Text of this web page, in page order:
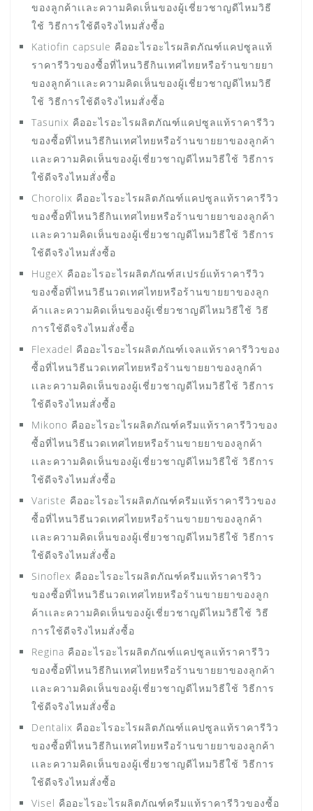
ของลูกค้าเเละความคิดเห็นของผู้เชี่ยวชาญดีไหมวิธี
ใช้ วิธีการใช้ดีจริงไหมสั่งซื้อ
Katiofin capsule คืออะไรอะไรผลิตภัณฑ์แคปซูลแท้
ราคารีวิวของซื้อที่ไหนวิธีกินเทศไทยหรือร้านขายยา
ของลูกค้าเเละความคิดเห็นของผู้เชี่ยวชาญดีไหมวิธี
ใช้ วิธีการใช้ดีจริงไหมสั่งซื้อ
Tasunix คืออะไรอะไรผลิตภัณฑ์แคปซูลแท้ราคารีวิว
ของซื้อที่ไหนวิธีกินเทศไทยหรือร้านขายยาของลูกค้า
เเละความคิดเห็นของผู้เชี่ยวชาญดีไหมวิธีใช้ วิธีการ
ใช้ดีจริงไหมสั่งซื้อ
Chorolix คืออะไรอะไรผลิตภัณฑ์แคปซูลแท้ราคารีวิว
ของซื้อที่ไหนวิธีกินเทศไทยหรือร้านขายยาของลูกค้า
เเละความคิดเห็นของผู้เชี่ยวชาญดีไหมวิธีใช้ วิธีการ
ใช้ดีจริงไหมสั่งซื้อ
HugeX คืออะไรอะไรผลิตภัณฑ์สเปรย์แท้ราคารีวิว
ของซื้อที่ไหนวิธีนวดเทศไทยหรือร้านขายยาของลูก
ค้าเเละความคิดเห็นของผู้เชี่ยวชาญดีไหมวิธีใช้ วิธี
การใช้ดีจริงไหมสั่งซื้อ
Flexadel คืออะไรอะไรผลิตภัณฑ์เจลแท้ราคารีวิวของ
ซื้อที่ไหนวิธีนวดเทศไทยหรือร้านขายยาของลูกค้า
เเละความคิดเห็นของผู้เชี่ยวชาญดีไหมวิธีใช้ วิธีการ
ใช้ดีจริงไหมสั่งซื้อ
Mikono คืออะไรอะไรผลิตภัณฑ์ครีมแท้ราคารีวิวของ
ซื้อที่ไหนวิธีนวดเทศไทยหรือร้านขายยาของลูกค้า
เเละความคิดเห็นของผู้เชี่ยวชาญดีไหมวิธีใช้ วิธีการ
ใช้ดีจริงไหมสั่งซื้อ
Variste คืออะไรอะไรผลิตภัณฑ์ครีมแท้ราคารีวิวของ
ซื้อที่ไหนวิธีนวดเทศไทยหรือร้านขายยาของลูกค้า
เเละความคิดเห็นของผู้เชี่ยวชาญดีไหมวิธีใช้ วิธีการ
ใช้ดีจริงไหมสั่งซื้อ
Sinoflex คืออะไรอะไรผลิตภัณฑ์ครีมแท้ราคารีวิว
ของซื้อที่ไหนวิธีนวดเทศไทยหรือร้านขายยาของลูก
ค้าเเละความคิดเห็นของผู้เชี่ยวชาญดีไหมวิธีใช้ วิธี
การใช้ดีจริงไหมสั่งซื้อ
Regina คืออะไรอะไรผลิตภัณฑ์แคปซูลแท้ราคารีวิว
ของซื้อที่ไหนวิธีกินเทศไทยหรือร้านขายยาของลูกค้า
เเละความคิดเห็นของผู้เชี่ยวชาญดีไหมวิธีใช้ วิธีการ
ใช้ดีจริงไหมสั่งซื้อ
Dentalix คืออะไรอะไรผลิตภัณฑ์แคปซูลแท้ราคารีวิว
ของซื้อที่ไหนวิธีกินเทศไทยหรือร้านขายยาของลูกค้า
เเละความคิดเห็นของผู้เชี่ยวชาญดีไหมวิธีใช้ วิธีการ
ใช้ดีจริงไหมสั่งซื้อ
Visel คืออะไรอะไรผลิตภัณฑ์ครีมแท้ราคารีวิวของซื้อ